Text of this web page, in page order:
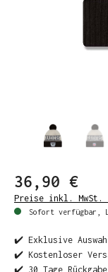
36,90 €
Preise inkl. MwSt.
Sofort verfügbar,
✔️ Exklusive
✔️ Kostenloser
✔️ 30 Tage